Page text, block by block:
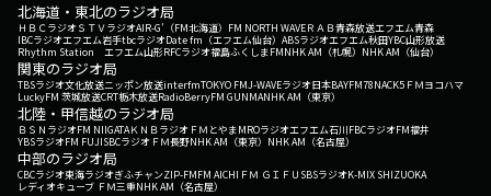
北海道・東北のラジオ局
ＨＢＣラジオＳＴＶラジオAIR-G'（FM北海道） FM NORTH WAVEＲＡＢ青森放送エフエム青森
IBCラジオエフエム岩手tbcラジオDate fm（エフエム仙台） ABSラジオエフエム秋田YBC山形放送
Rhythm Station エフエム山形RFCラジオ福島ふくしまFMNHK AM（札幌） NHK AM（仙台）
関東のラジオ局
TBSラジオ文化放送ニッポン放送interfmTOKYO FMJ-WAVEラジオ日本BAYFM78NACK5 ＦＭヨコハマ
LuckyFM 茨城放送CRT栃木放送RadioBerryFM GUNMANHK AM（東京）
北陸・甲信越のラジオ局
ＢＳＮラジオFM NIIGATAＫＮＢラジオ ＦＭとやまMROラジオエフエム石川FBCラジオFM福井
YBSラジオFM FUJISBCラジオ ＦＭ長野NHK AM（東京） NHK AM（名古屋）
中部のラジオ局
CBCラジオ東海ラジオぎふチャンZIP-FMFM AICHI ＦＭ ＧＩＦＵ SBSラジオK-MIX SHIZUOKA
レディオキューブ ＦＭ三重NHK AM（名古屋）